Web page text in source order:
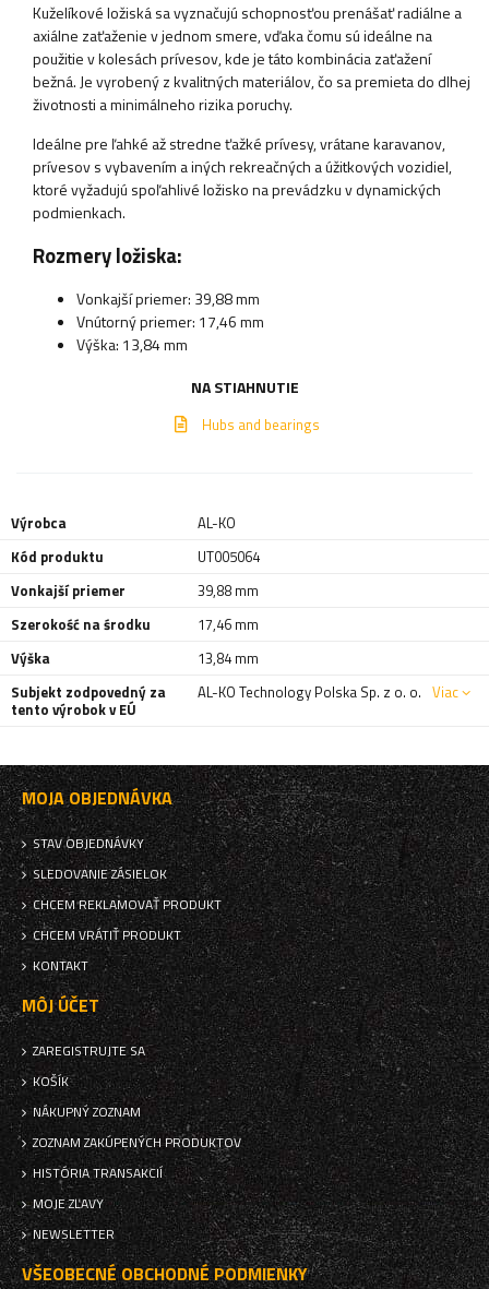
Kuželíkové ložiská sa vyznačujú schopnosťou prenášať radiálne a
axiálne zaťaženie v jednom smere, vďaka čomu sú ideálne na
použitie v kolesách prívesov, kde je táto kombinácia zaťažení
bežná. Je vyrobený z kvalitných materiálov, čo sa premieta do dlhej
životnosti a minimálneho rizika poruchy.
Ideálne pre ľahké až stredne ťažké prívesy, vrátane karavanov,
prívesov s vybavením a iných rekreačných a úžitkových vozidiel,
ktoré vyžadujú spoľahlivé ložisko na prevádzku v dynamických
podmienkach.
Rozmery ložiska:
Vonkajší priemer: 39,88 mm
Vnútorný priemer: 17,46 mm
Výška: 13,84 mm
NA STIAHNUTIE
Hubs and bearings
Výrobca
AL-KO
Kód produktu
UT005064
Vonkajší priemer
39,88 mm
Szerokość na środku
17,46 mm
Výška
13,84 mm
Subjekt zodpovedný za
tento výrobok v EÚ
AL-KO Technology Polska Sp. z o. o. Viac
MOJA OBJEDNÁVKA
STAV OBJEDNÁVKY
SLEDOVANIE ZÁSIELOK
CHCEM REKLAMOVAŤ PRODUKT
CHCEM VRÁTIŤ PRODUKT
KONTAKT
MÔJ ÚČET
ZAREGISTRUJTE SA
KOŠÍK
NÁKUPNÝ ZOZNAM
ZOZNAM ZAKÚPENÝCH PRODUKTOV
HISTÓRIA TRANSAKCIÍ
MOJE ZĽAVY
NEWSLETTER
VŠEOBECNÉ OBCHODNÉ PODMIENKY